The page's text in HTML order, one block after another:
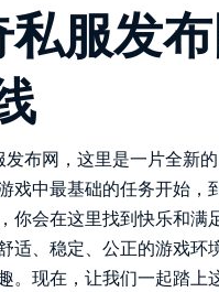
服发
布网，这里是一片全新
戏中最基础的任务开始，
你会在这里找到快乐和满
适、稳定、公正的游戏环
。现在，让我们一起踏上